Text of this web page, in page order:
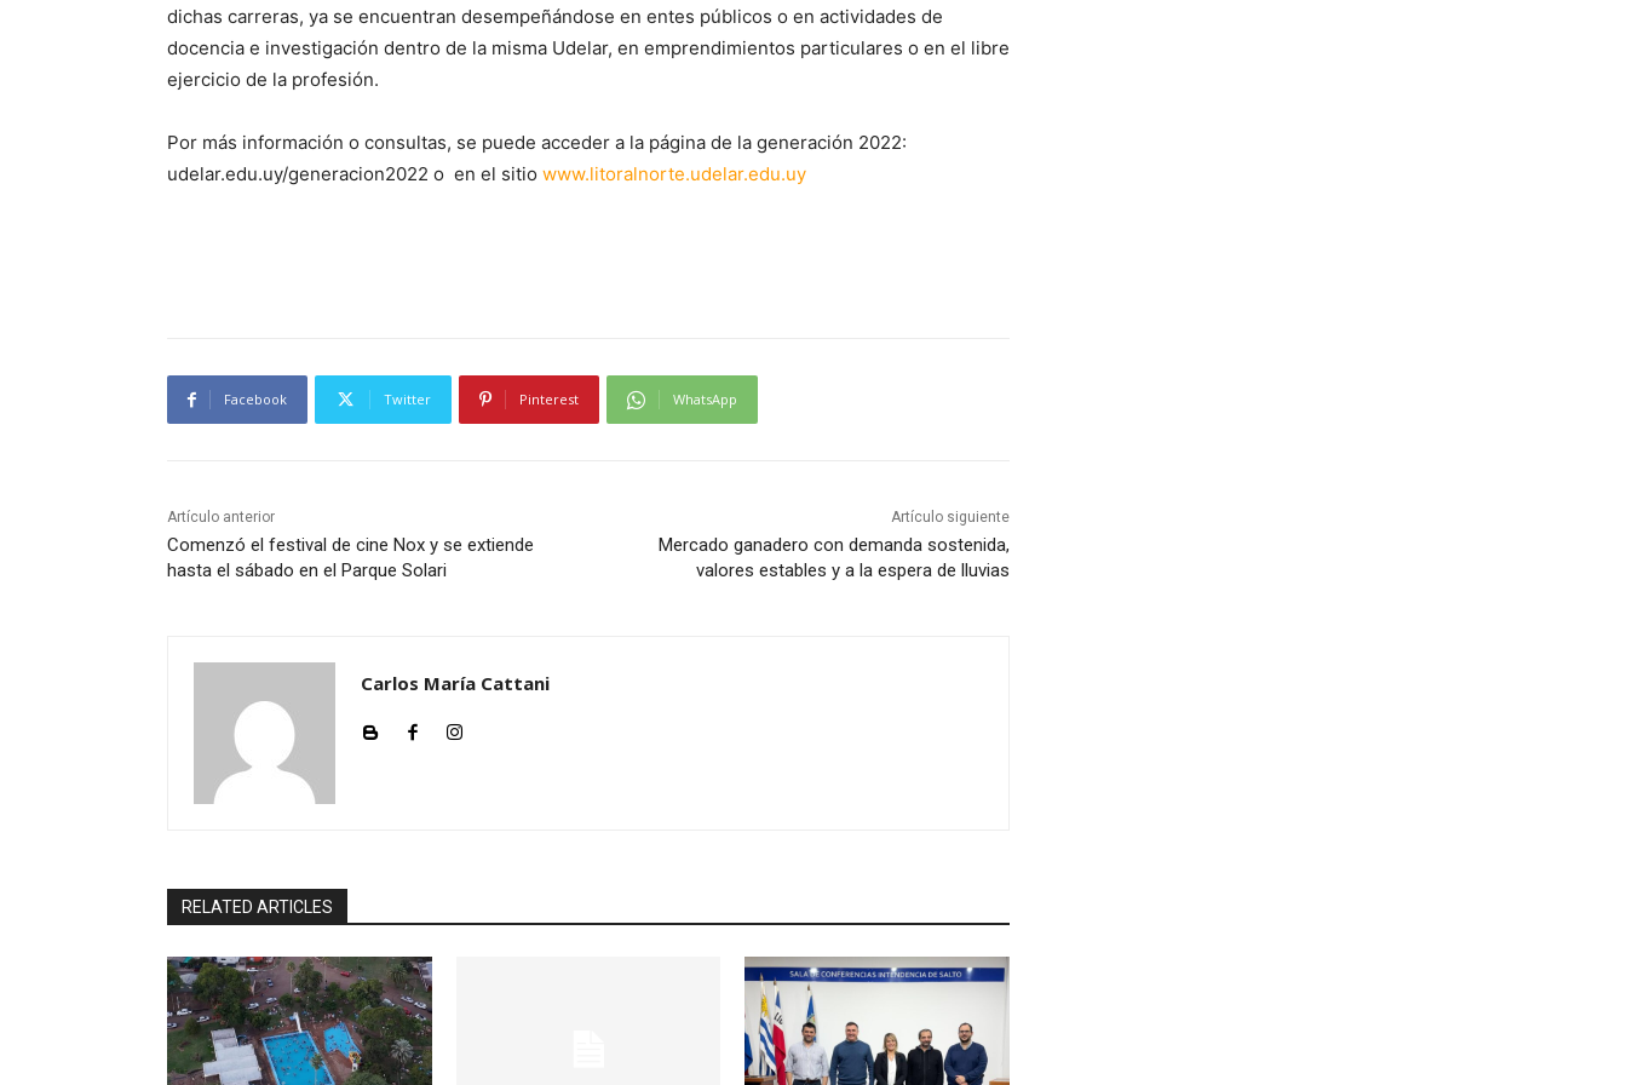
dichas carreras, ya se encuentran desempeñándose en entes públicos o en actividades de
docencia e investigación dentro de la misma Udelar, en emprendimientos particulares o en el libre
ejercicio de la profesión.
Por más información o consultas, se puede acceder a la página de la generación 2022:
udelar.edu.uy/generacion2022 o en el sitio www.litoralnorte.udelar.edu.uy
Facebook Twitter Pinterest WhatsApp
Artículo anterior
Comenzó el festival de cine Nox y se extiende
hasta el sábado en el Parque Solari
Artículo siguiente
Mercado ganadero con demanda sostenida,
valores estables y a la espera de lluvias
Carlos María Cattani
RELATED ARTICLES